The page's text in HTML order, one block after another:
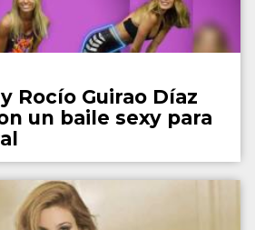
Rocío Guirao Díaz
un baile sexy para